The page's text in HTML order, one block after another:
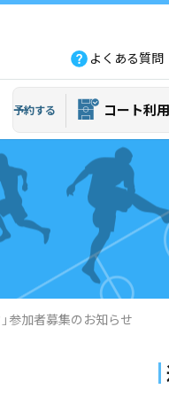
よくある質問
予約する コート利用
参加者募集のお知らせ